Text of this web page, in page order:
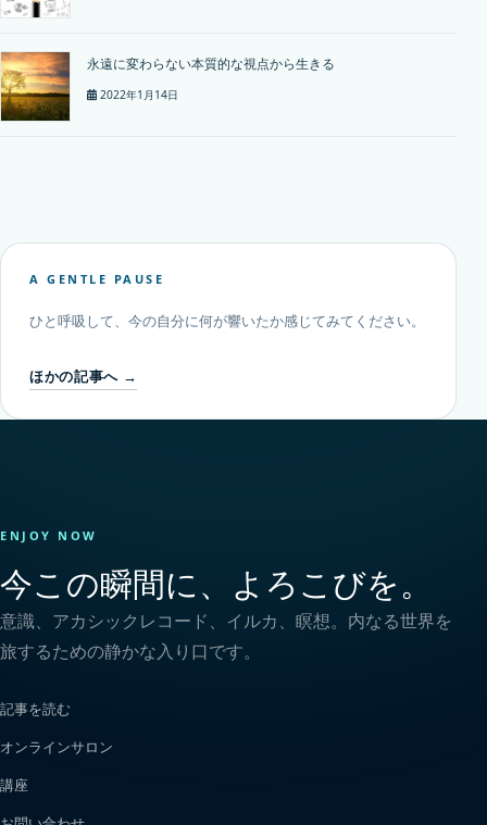
永遠に変わらない本質的な視点から生きる
2022年1月14日
A GENTLE PAUSE
ひと呼吸して、今の自分に何が響いたか感じてみてください。
ほかの記事へ →
ENJOY NOW
今この瞬間に、よろこびを。
意識、アカシックレコード、イルカ、瞑想。内なる世界を
旅するための静かな入り口です。
記事を読む
オンラインサロン
講座